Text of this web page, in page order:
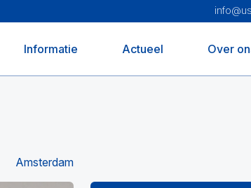
Informatie Actueel Over
Amsterdam